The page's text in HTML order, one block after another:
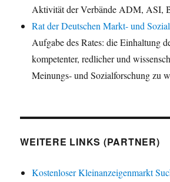
Aktivität der Verbände ADM, ASI,
Rat der Deutschen Markt- und
Aufgabe des Rates: die Einhaltung
kompetenter, redlicher und
Meinungs- und Sozialforschung zu
WEITERE LINKS (PARTNER)
Kostenloser Kleinanzeigenmarkt